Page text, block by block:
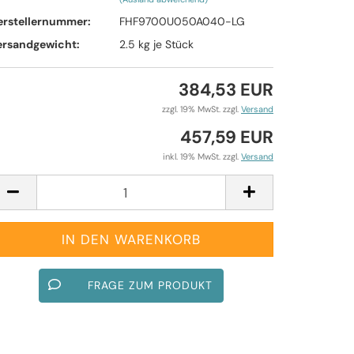
FHF9700U050A040-LG
2.5 kg je Stück
384,53 EUR
zzgl. 19% MwSt. zzgl. Versand
457,59 EUR
inkl. 19% MwSt. zzgl. Versand
FRAGE ZUM PRODUKT